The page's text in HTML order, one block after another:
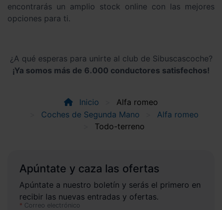
encontrarás un amplio stock online con las mejores
opciones para ti.
¿A qué esperas para unirte al club de Sibuscascoche?
¡Ya somos más de 6.000 conductores satisfechos!
Inicio
Alfa romeo
Coches de Segunda Mano
Alfa romeo
Todo-terreno
Apúntate y caza las ofertas
Apúntate a nuestro boletín y serás el primero en
recibir las nuevas entradas y ofertas.
Correo electrónico